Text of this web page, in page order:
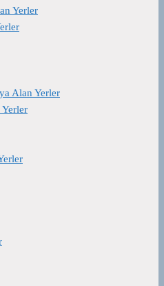
Yerler
Alan Yerler